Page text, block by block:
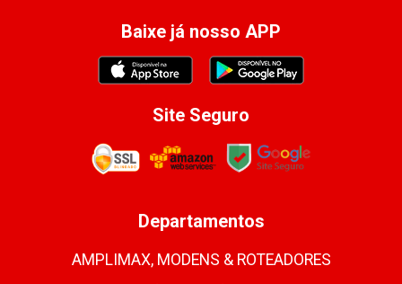
Baixe já nosso APP
Site Seguro
Departamentos
AMPLIMAX, MODENS & ROTEADORES